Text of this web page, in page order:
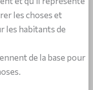
les choses et
les habitants de
de la base pour